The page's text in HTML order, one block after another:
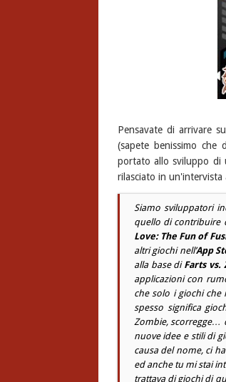
Pensavate di arrivare
(sapete benissimo che
portato allo sviluppo di
rilasciato in un'intervista
Siamo sviluppatori
quello di contribuire
Love: The Fun of
altri giochi nell’App
alla base di Farts vs.
applicazioni con
che solo i giochi che
spesso significa
Zombie, scorregge…
nuove idee e stili di
causa del nome, ci
ed anche tu mi stai
trattava di giochi di